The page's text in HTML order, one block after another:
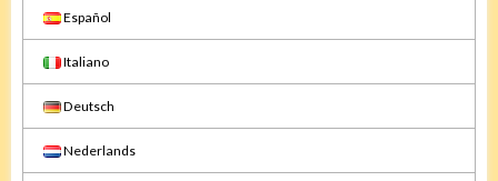
Español
Italiano
Deutsch
Nederlands